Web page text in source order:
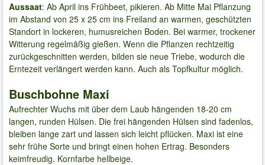
Aussaat: Ab April ins Frühbeet, pikieren. Ab Mitte Mai Pflanzung
im Abstand von 25 x 25 cm ins Freiland an warmen, geschützten
Standort in lockeren, humusreichen Boden. Bei warmer, trockener
Witterung regelmäßig gießen. Wenn die Pflanzen rechtzeitig
zurückgeschnitten werden, bilden sie neue Triebe, wodurch die
Erntezeit verlängert werden kann. Auch als Topfkultur möglich.
Buschbohne Maxi
Aufrechter Wuchs mit über dem Laub hängenden 18-20 cm
langen, runden Hülsen. Die frei hängenden Hülsen sind fadenlos,
bleiben lange zart und lassen sich leicht pflücken. Maxi ist eine
sehr frühe Sorte und bringt einen hohen Ertrag. Besonders
keimfreudig. Kornfarbe hellbeige.